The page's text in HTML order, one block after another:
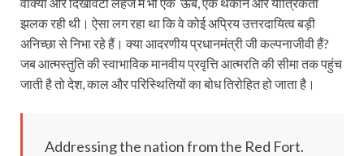
झलक रही थी। ऐसा लग रहा था कि वे कोई अप्रिय उत्तरदायित्व बड़ी
अनिच्छा से निभा रहे हैं। क्या आदरणीय प्रधानमंत्री जी कल्पनाजीवी हैं?
जब आत्मस्तुति की स्वाभाविक मानवीय प्रवृत्ति आत्मरति की सीमा तक पहुंच
जाती है तो देश, काल और परिस्थितियों का बोध तिरोहित हो जाता है।
Addressing the nation from the Red Fort.